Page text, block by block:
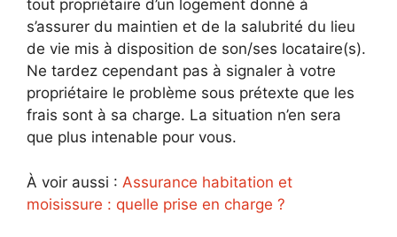
tout propriétaire d’un logement donné à
s’assurer du maintien et de la salubrité du lieu
de vie mis à disposition de son/ses locataire(s).
Ne tardez cependant pas à signaler à votre
propriétaire le problème sous prétexte que les
frais sont à sa charge. La situation n’en sera
que plus intenable pour vous.
À voir aussi : Assurance habitation et
moisissure : quelle prise en charge ?